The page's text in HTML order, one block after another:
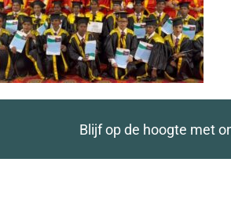
Blijf op de hoogte met